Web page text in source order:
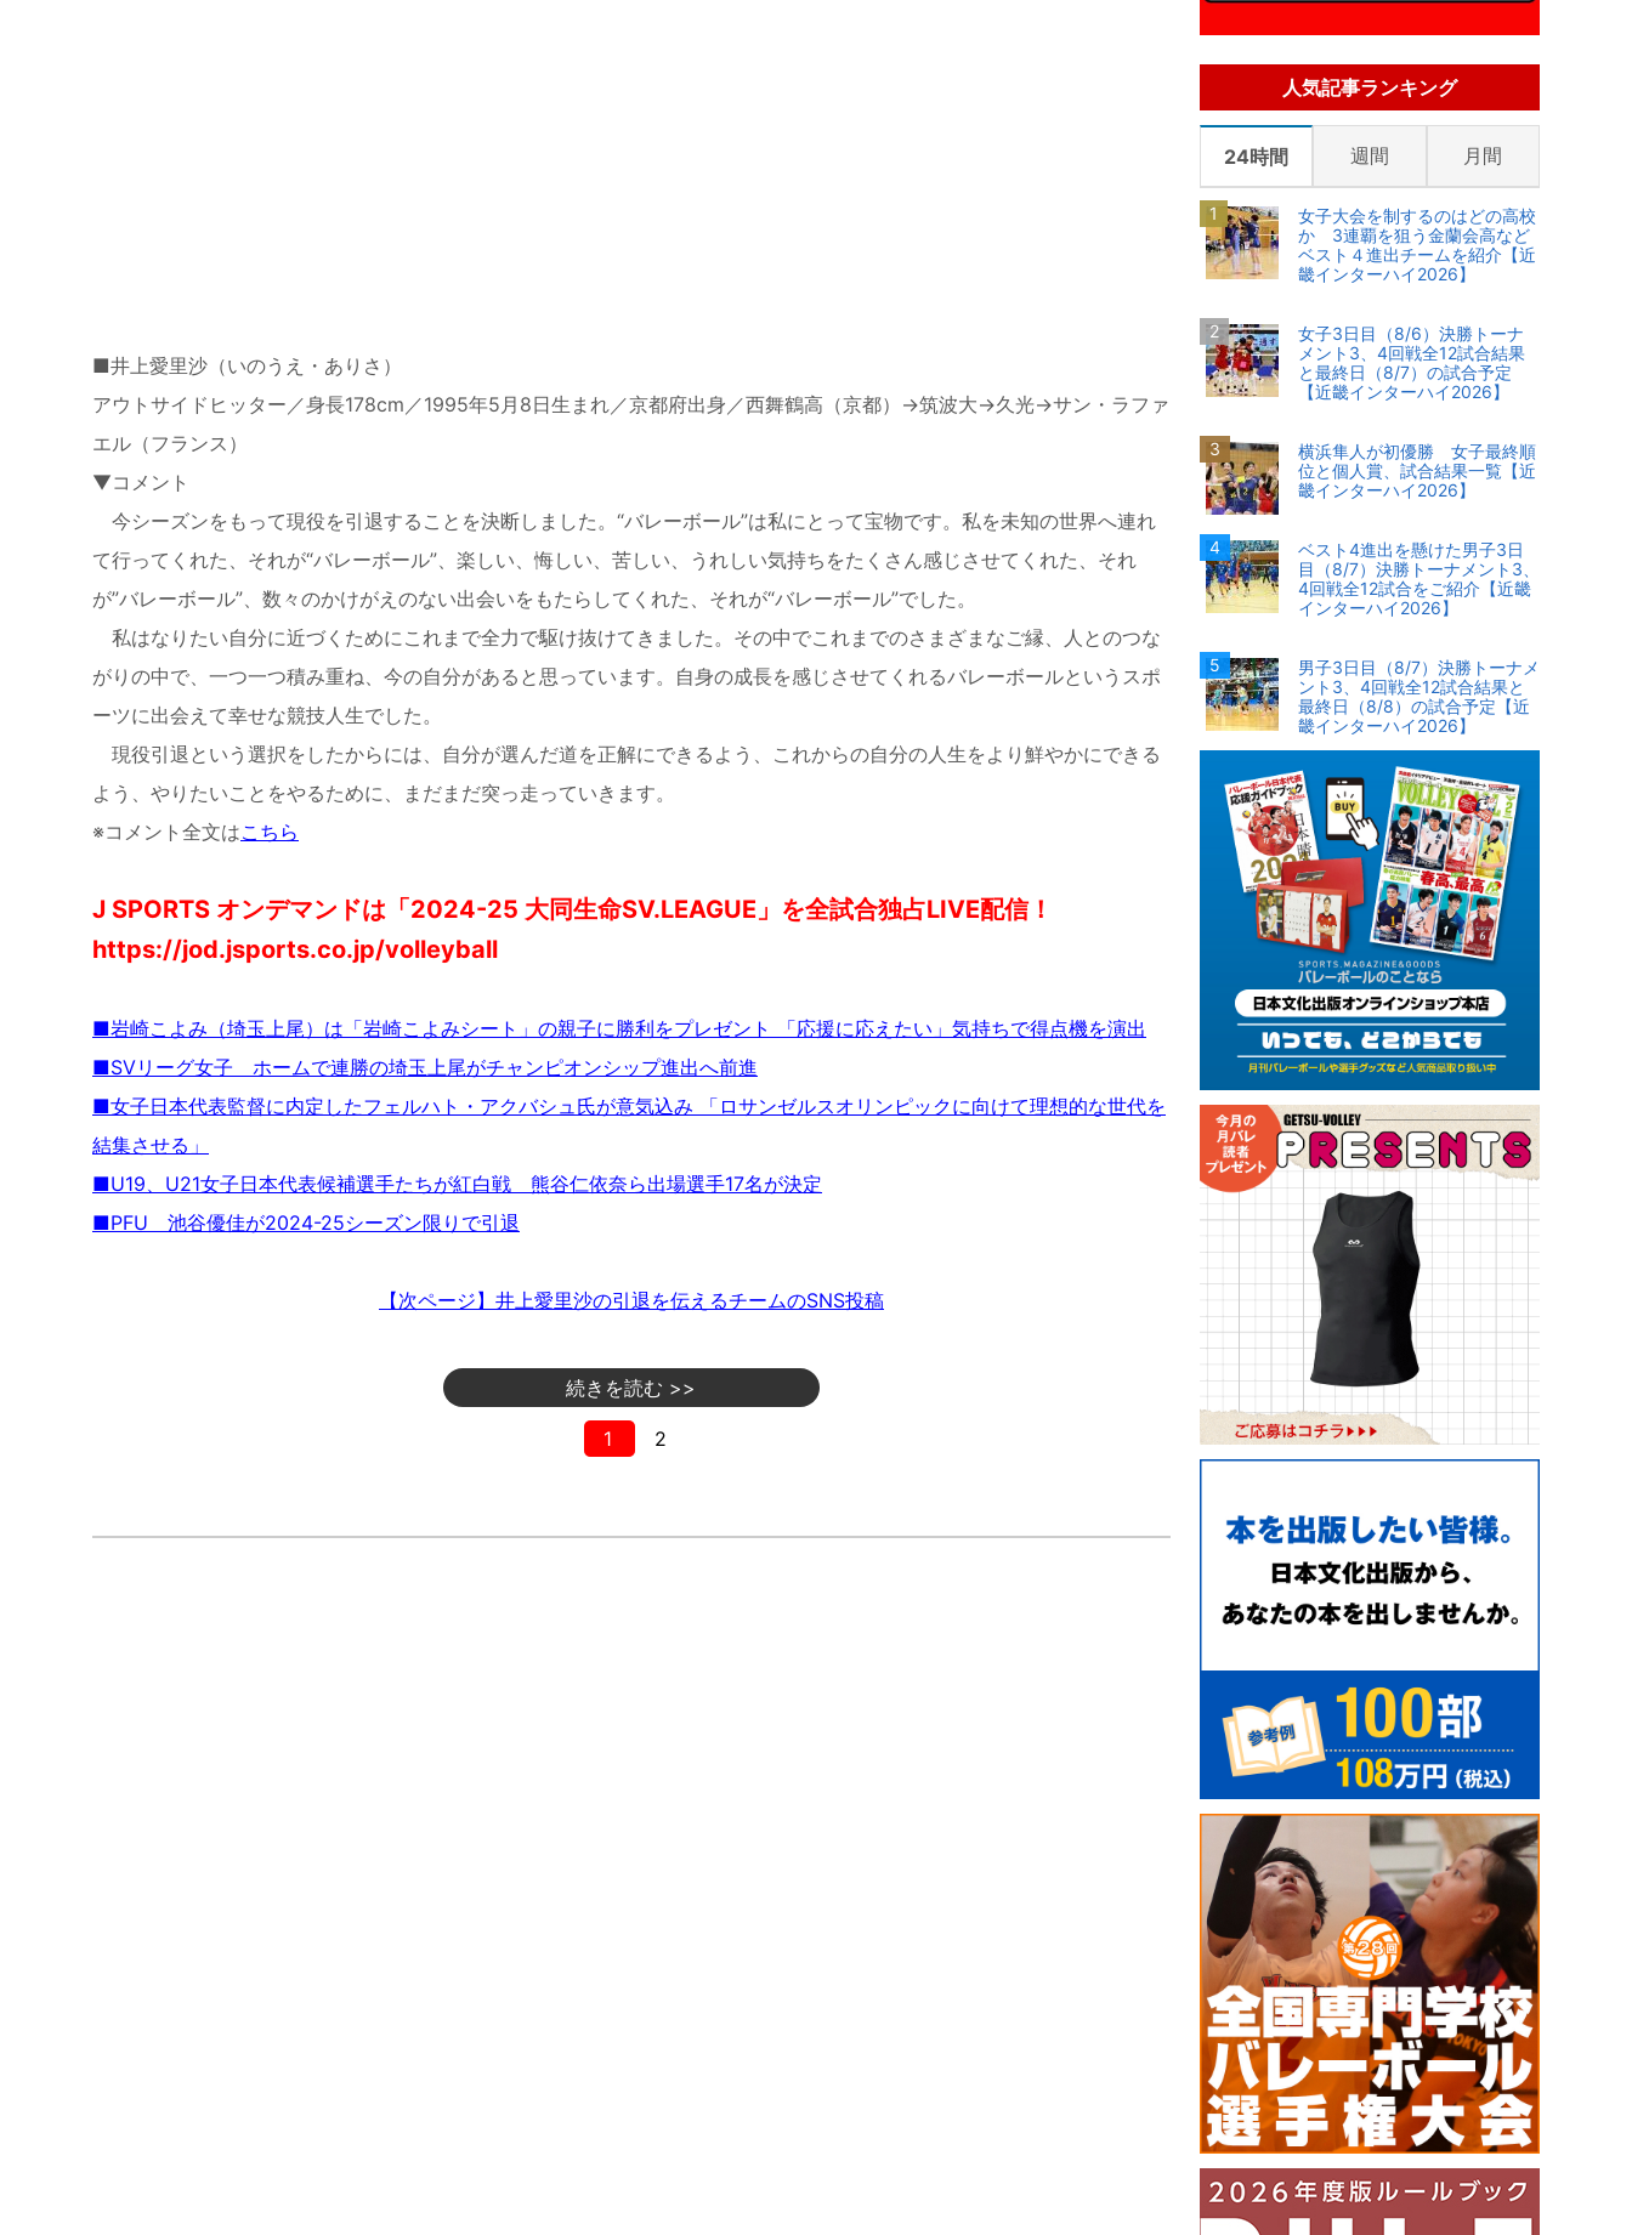
■井上愛里沙（いのうえ・ありさ）
アウトサイドヒッター／身長178cm／1995年5月8日生まれ／京都府出身／西舞鶴高（京都）→筑波大→久光→サン・ラファ
エル（フランス）
▼コメント
今シーズンをもって現役を引退することを決断しました。“バレーボール”は私にとって宝物です。私を未知の世界へ連れ
て行ってくれた、それが“バレーボール”、楽しい、悔しい、苦しい、うれしい気持ちをたくさん感じさせてくれた、それ
が”バレーボール”、数々のかけがえのない出会いをもたらしてくれた、それが“バレーボール”でした。
私はなりたい自分に近づくためにこれまで全力で駆け抜けてきました。その中でこれまでのさまざまなご縁、人とのつな
がりの中で、一つ一つ積み重ね、今の自分があると思っています。自身の成長を感じさせてくれるバレーボールというスポ
ーツに出会えて幸せな競技人生でした。
現役引退という選択をしたからには、自分が選んだ道を正解にできるよう、これからの自分の人生をより鮮やかにできる
よう、やりたいことをやるために、まだまだ突っ走っていきます。
※コメント全文はこちら
J SPORTS オンデマンドは「2024-25 大同生命SV.LEAGUE」を全試合独占LIVE配信！
https://jod.jsports.co.jp/volleyball
■岩崎こよみ（埼玉上尾）は「岩崎こよみシート」の親子に勝利をプレゼント 「応援に応えたい」気持ちで得点機を演出
■SVリーグ女子 ホームで連勝の埼玉上尾がチャンピオンシップ進出へ前進
■女子日本代表監督に内定したフェルハト・アクバシュ氏が意気込み 「ロサンゼルスオリンピックに向けて理想的な世代を
結集させる」
■U19、U21女子日本代表候補選手たちが紅白戦 熊谷仁依奈ら出場選手17名が決定
■PFU 池谷優佳が2024-25シーズン限りで引退
【次ページ】井上愛里沙の引退を伝えるチームのSNS投稿
続きを読む >>
1 2
人気記事ランキング
24時間 週間 月間
女子大会を制するのはどの高校
か 3連覇を狙う金蘭会高など
ベスト４進出チームを紹介【近
畿インターハイ2026】
女子3日目（8/6）決勝トーナ
メント3、4回戦全12試合結果
と最終日（8/7）の試合予定
【近畿インターハイ2026】
横浜隼人が初優勝 女子最終順
位と個人賞、試合結果一覧【近
畿インターハイ2026】
ベスト4進出を懸けた男子3日
目（8/7）決勝トーナメント3、
4回戦全12試合をご紹介【近畿
インターハイ2026】
男子3日目（8/7）決勝トーナメ
ント3、4回戦全12試合結果と
最終日（8/8）の試合予定【近
畿インターハイ2026】